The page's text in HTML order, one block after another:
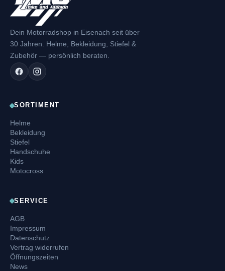
Dein Motorradshop in Eisenach seit über
30 Jahren. Helme, Bekleidung, Stiefel &
Zubehör — persönlich beraten.
SORTIMENT
Helme
Bekleidung
Stiefel
Handschuhe
Kids
Motocross
SERVICE
AGB
Impressum
Datenschutz
Vertrag widerrufen
Öffnungszeiten
News